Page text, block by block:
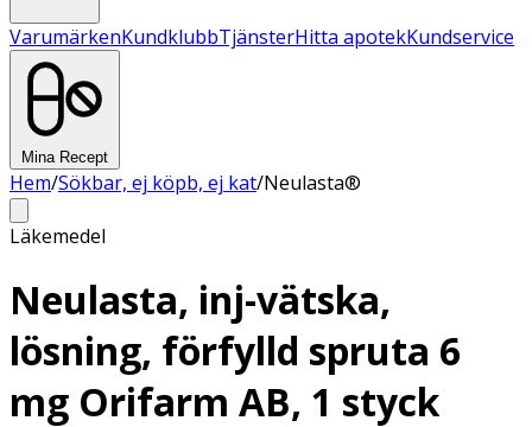
VarumärkenKundklubbTjänsterHitta apotekKundservice
Mina Recept
Hem/Sökbar, ej köpb, ej kat/Neulasta®
Läkemedel
Neulasta, inj-vätska,
lösning, förfylld spruta 6
mg Orifarm AB, 1 styck